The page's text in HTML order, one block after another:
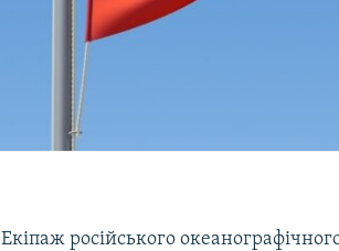
Екіпаж російського